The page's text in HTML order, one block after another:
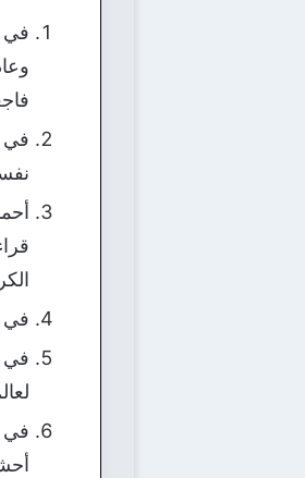
في
في
في
في
في